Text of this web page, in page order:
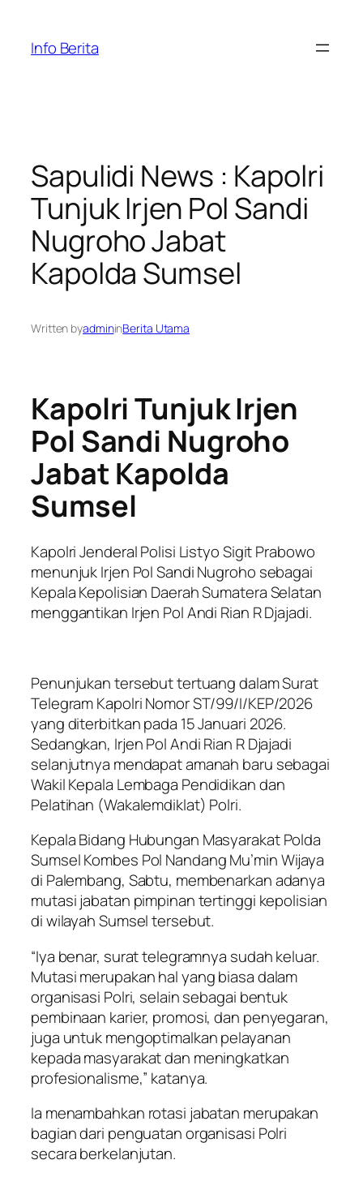
content
Info Berita
Sapulidi News : Kapolri
Tunjuk Irjen Pol Sandi
Nugroho Jabat
Kapolda Sumsel
Written byadmininBerita Utama
Kapolri Tunjuk Irjen
Pol Sandi Nugroho
Jabat Kapolda
Sumsel
Kapolri Jenderal Polisi Listyo Sigit Prabowo
menunjuk Irjen Pol Sandi Nugroho sebagai
Kepala Kepolisian Daerah Sumatera Selatan
menggantikan Irjen Pol Andi Rian R Djajadi.
Penunjukan tersebut tertuang dalam Surat
Telegram Kapolri Nomor ST/99/I/KEP/2026
yang diterbitkan pada 15 Januari 2026.
Sedangkan, Irjen Pol Andi Rian R Djajadi
selanjutnya mendapat amanah baru sebagai
Wakil Kepala Lembaga Pendidikan dan
Pelatihan (Wakalemdiklat) Polri.
Kepala Bidang Hubungan Masyarakat Polda
Sumsel Kombes Pol Nandang Mu’min Wijaya
di Palembang, Sabtu, membenarkan adanya
mutasi jabatan pimpinan tertinggi kepolisian
di wilayah Sumsel tersebut.
“Iya benar, surat telegramnya sudah keluar.
Mutasi merupakan hal yang biasa dalam
organisasi Polri, selain sebagai bentuk
pembinaan karier, promosi, dan penyegaran,
juga untuk mengoptimalkan pelayanan
kepada masyarakat dan meningkatkan
profesionalisme,” katanya.
Ia menambahkan rotasi jabatan merupakan
bagian dari penguatan organisasi Polri
secara berkelanjutan.